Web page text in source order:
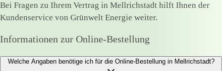
Bei Fragen zu Ihrem Vertrag in Mellrichstadt hilft Ihnen der
Kundenservice von Grünwelt Energie weiter.
Informationen zur Online-Bestellung
Welche Angaben benötige ich für die Online-Bestellung in Mellrichstadt?